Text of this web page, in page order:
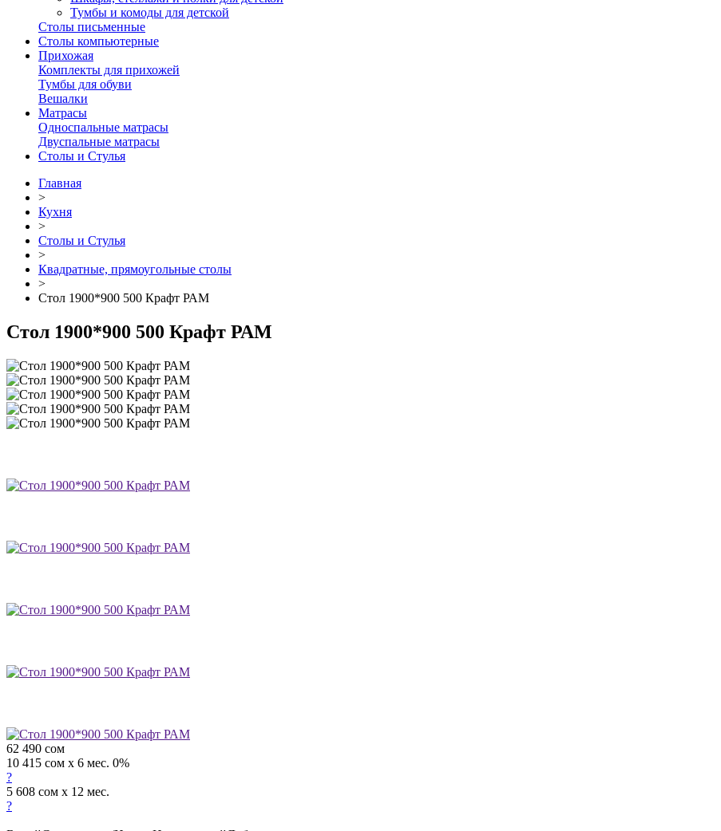
Тумбы и комоды для детской
Столы письменные
Столы компьютерные
Прихожая
Комплекты для прихожей
Тумбы для обуви
Вешалки
Матрасы
Односпальные матрасы
Двуспальные матрасы
Столы и Стулья
Главная
>
Кухня
>
Столы и Стулья
>
Квадратные, прямоугольные столы
>
Стол 1900*900 500 Крафт РАМ
Стол 1900*900 500 Крафт РАМ
62 490 сом
10 415 сом x 6 мес. 0%
?
5 608 сом x 12 мес.
?